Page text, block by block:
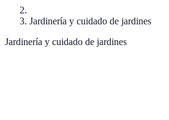
Jardinería y cuidado de jardines
Jardinería y cuidado de jardines